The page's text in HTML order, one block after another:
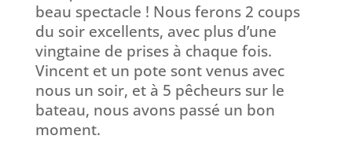
beau spectacle ! Nous ferons 2 coups
du soir excellents, avec plus d’une
vingtaine de prises à chaque fois.
Vincent et un pote sont venus avec
nous un soir, et à 5 pêcheurs sur le
bateau, nous avons passé un bon
moment.